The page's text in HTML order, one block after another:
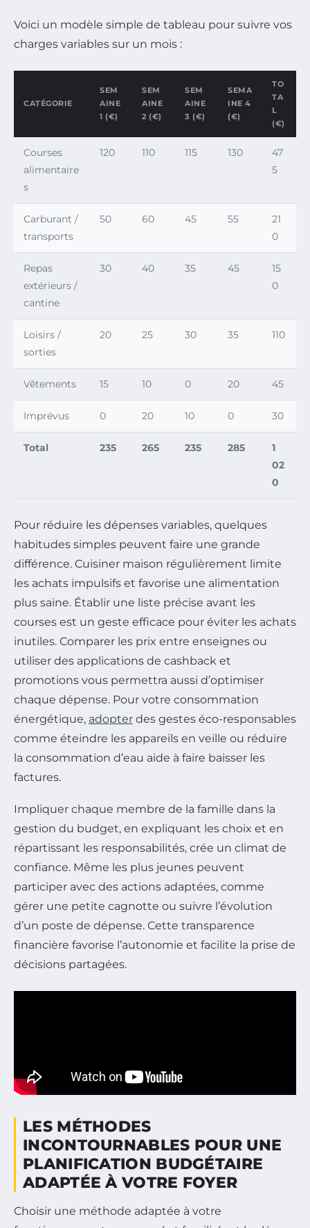
Voici un modèle simple de tableau pour suivre vos
charges variables sur un mois :
CATÉGORIE
SEM
AINE
1 (€)
SEM
AINE
2 (€)
SEM
AINE
3 (€)
SEMA
INE 4
(€)
TO
TA
L
(€)
Courses
alimentaire
s
120 110 115 130
47
5
Carburant /
transports
50 60 45 55
21
0
Repas
extérieurs /
cantine
30 40 35 45
15
0
Loisirs /
sorties
20 25 30 35 110
Vêtements 15 10 0 20 45
Imprévus 0 20 10 0 30
Total 235 265 235 285
1
02
0
Pour réduire les dépenses variables, quelques
habitudes simples peuvent faire une grande
différence. Cuisiner maison régulièrement limite
les achats impulsifs et favorise une alimentation
plus saine. Établir une liste précise avant les
courses est un geste efficace pour éviter les achats
inutiles. Comparer les prix entre enseignes ou
utiliser des applications de cashback et
promotions vous permettra aussi d’optimiser
chaque dépense. Pour votre consommation
énergétique, adopter des gestes éco-responsables
comme éteindre les appareils en veille ou réduire
la consommation d’eau aide à faire baisser les
factures.
Impliquer chaque membre de la famille dans la
gestion du budget, en expliquant les choix et en
répartissant les responsabilités, crée un climat de
confiance. Même les plus jeunes peuvent
participer avec des actions adaptées, comme
gérer une petite cagnotte ou suivre l’évolution
d’un poste de dépense. Cette transparence
financière favorise l’autonomie et facilite la prise de
décisions partagées.
LES MÉTHODES
INCONTOURNABLES POUR UNE
PLANIFICATION BUDGÉTAIRE
ADAPTÉE À VOTRE FOYER
Choisir une méthode adaptée à votre